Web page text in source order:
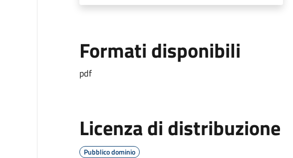
Formati disponibili
pdf
Licenza di distribuzione
Pubblico dominio